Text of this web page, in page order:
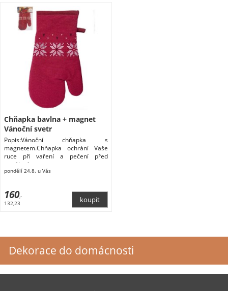
Chňapka bavlna + magnet
Vánoční svetr
Popis:Vánoční chňapka s
magnetem.Chňapka ochrání Vaše
ruce při vaření a pečení před
popálením.
pondělí 24.8. u Vás
160,-
132,23
Dekorace do domácnosti